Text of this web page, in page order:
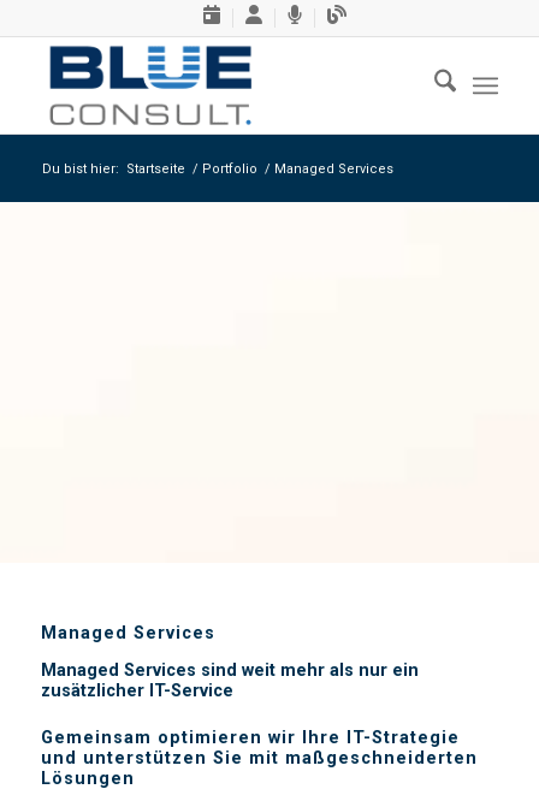
Du bist hier: Startseite / Portfolio / Managed Services
Managed Services
Managed Services sind weit mehr als nur ein
zusätzlicher IT-Service
Gemeinsam optimieren wir Ihre IT-Strategie
und unterstützen Sie mit maßgeschneiderten
Lösungen